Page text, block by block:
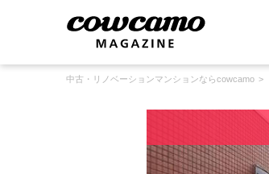
中古・リノベーションマンションならcowcamo